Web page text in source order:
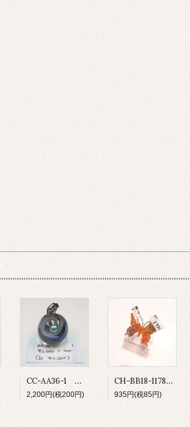
CC-AA36-1 宇宙玉ペンダントトップ
2,200円(税200円)
CH-BB18-1178 ゆびわ
935円(税85円)